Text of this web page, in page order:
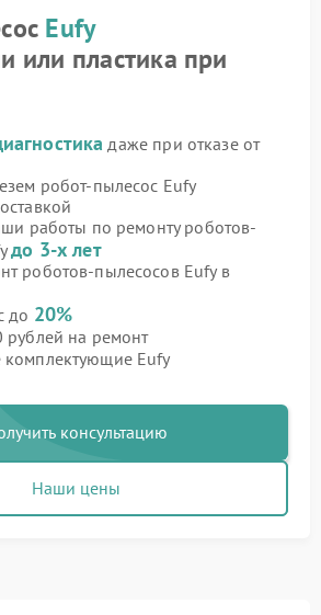
Eufy
или пластика при
даже при отказе от
робот-пылесос Eufy
работы по ремонту роботов-
до 3-х лет
роботов-пылесосов Eufy в
до 20%
рублей на ремонт
Eufy
консультацию
Наши цены